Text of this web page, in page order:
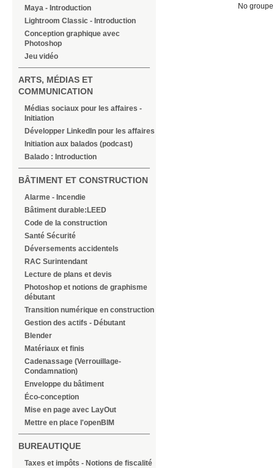
Maya - Introduction
Lightroom Classic - Introduction
Conception graphique avec
Photoshop
Jeu vidéo
ARTS, MÉDIAS ET
COMMUNICATION
Médias sociaux pour les affaires -
Initiation
Développer LinkedIn pour les affaires
Initiation aux balados (podcast)
Balado : Introduction
BÂTIMENT ET CONSTRUCTION
Alarme - Incendie
Bâtiment durable:LEED
Code de la construction
Santé Sécurité
Déversements accidentels
RAC Surintendant
Lecture de plans et devis
Photoshop et notions de graphisme
débutant
Transition numérique en construction
Gestion des actifs - Débutant
Blender
Matériaux et finis
Cadenassage (Verrouillage-
Condamnation)
Enveloppe du bâtiment
Éco-conception
Mise en page avec LayOut
Mettre en place l'openBIM
BUREAUTIQUE
Taxes et impôts - Notions de fiscalité
No